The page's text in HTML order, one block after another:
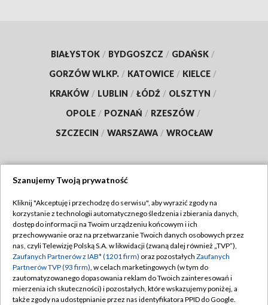
BIAŁYSTOK / BYDGOSZCZ / GDAŃSK /
GORZÓW WLKP. / KATOWICE / KIELCE /
KRAKÓW / LUBLIN / ŁÓDŹ / OLSZTYN /
OPOLE / POZNAŃ / RZESZÓW /
SZCZECIN / WARSZAWA / WROCŁAW
TVP
Abonament TVP
Emisja w TVP
Centrum informacji TVP
Naziemna Telewizja Cyfrowa
Regulamin TVP
Polityka prywatności
Moje zgody
Pomoc
Szanujemy Twoją prywatność
Kliknij "Akceptuję i przechodzę do serwisu", aby wyrazić zgody na
korzystanie z technologii automatycznego śledzenia i zbierania danych,
dostęp do informacji na Twoim urządzeniu końcowym i ich
przechowywanie oraz na przetwarzanie Twoich danych osobowych przez
nas, czyli Telewizję Polską S.A. w likwidacji (zwaną dalej również „TVP”),
Zaufanych Partnerów z IAB* (1201 firm) oraz pozostałych Zaufanych
Partnerów TVP (93 firm), w celach marketingowych (w tym do
zautomatyzowanego dopasowania reklam do Twoich zainteresowań i
mierzenia ich skuteczności) i pozostałych, które wskazujemy poniżej, a
także zgody na udostępnianie przez nas identyfikatora PPID do Google.